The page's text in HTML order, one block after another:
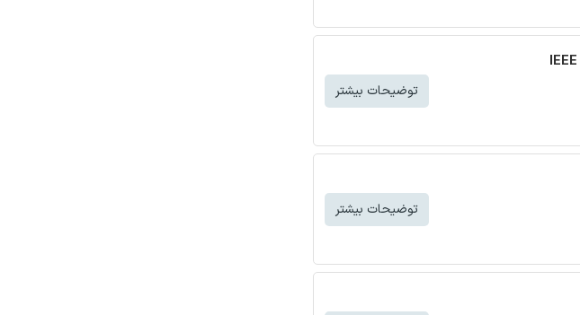
توضیحات بیشتر
توضیحات بیشتر